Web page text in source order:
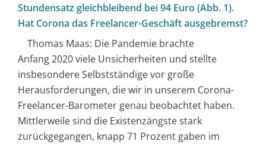
Stundensatz gleichbleibend bei 94 Euro (Abb. 1).
Hat Corona das Freelancer-Geschäft ausgebremst?
Thomas Maas: Die Pandemie brachte
Anfang 2020 viele Unsicherheiten und stellte
insbesondere Selbstständige vor große
Herausforderungen, die wir in unserem Corona-
Freelancer-Barometer genau beobachtet haben.
Mittlerweile sind die Existenzängste stark
zurückgegangen, knapp 71 Prozent gaben im